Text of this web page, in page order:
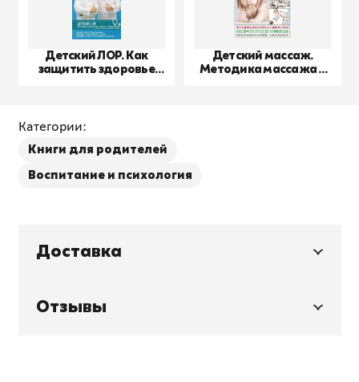
Детский ЛОР. Как
защитить здоровье
Детский массаж.
Методика массажа и
Категории:
Книги для родителей
Воспитание и психология
Доставка
Отзывы